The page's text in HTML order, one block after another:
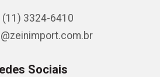
(11) 3324-6410
Sociais